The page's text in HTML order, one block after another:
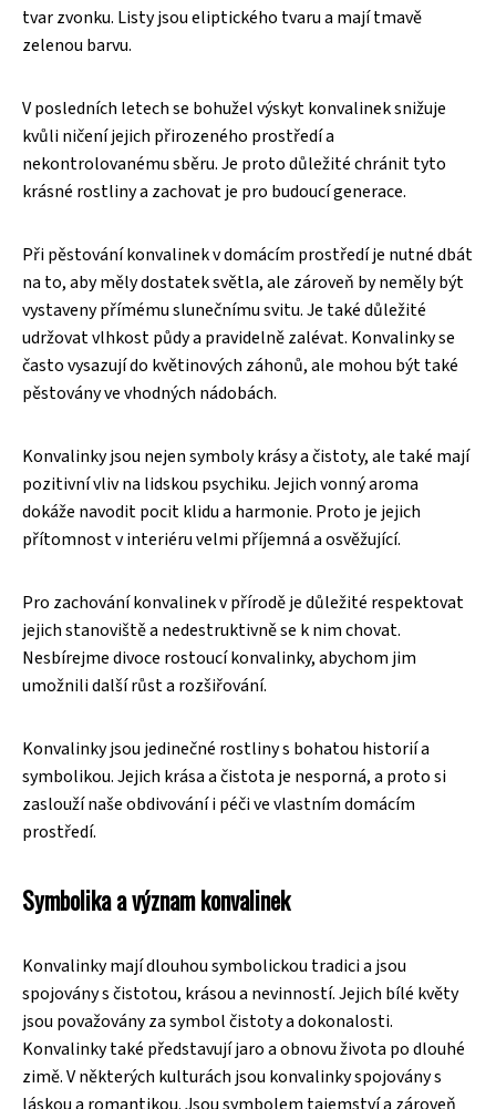
tvar zvonku. Listy jsou eliptického tvaru a mají tmavě
zelenou barvu.
V posledních letech se bohužel výskyt konvalinek snižuje
kvůli ničení jejich přirozeného prostředí a
nekontrolovanému sběru. Je proto důležité chránit tyto
krásné rostliny a zachovat je pro budoucí generace.
Při pěstování konvalinek v domácím prostředí je nutné dbát
na to, aby měly dostatek světla, ale zároveň by neměly být
vystaveny přímému slunečnímu svitu. Je také důležité
udržovat vlhkost půdy a pravidelně zalévat. Konvalinky se
často vysazují do květinových záhonů, ale mohou být také
pěstovány ve vhodných nádobách.
Konvalinky jsou nejen symboly krásy a čistoty, ale také mají
pozitivní vliv na lidskou psychiku. Jejich vonný aroma
dokáže navodit pocit klidu a harmonie. Proto je jejich
přítomnost v interiéru velmi příjemná a osvěžující.
Pro zachování konvalinek v přírodě je důležité respektovat
jejich stanoviště a nedestruktivně se k nim chovat.
Nesbírejme divoce rostoucí konvalinky, abychom jim
umožnili další růst a rozšiřování.
Konvalinky jsou jedinečné rostliny s bohatou historií a
symbolikou. Jejich krása a čistota je nesporná, a proto si
zaslouží naše obdivování i péči ve vlastním domácím
prostředí.
Symbolika a význam konvalinek
Konvalinky mají dlouhou symbolickou tradici a jsou
spojovány s čistotou, krásou a nevinností. Jejich bílé květy
jsou považovány za symbol čistoty a dokonalosti.
Konvalinky také představují jaro a obnovu života po dlouhé
zimě. V některých kulturách jsou konvalinky spojovány s